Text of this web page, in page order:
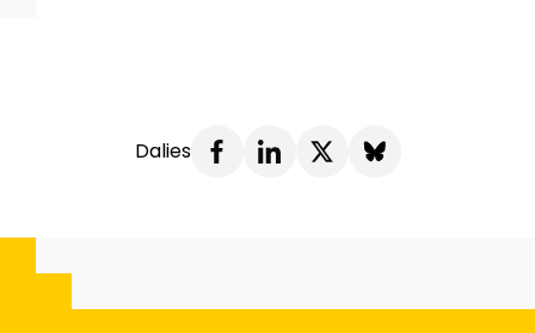
Dalies